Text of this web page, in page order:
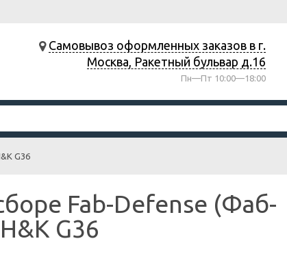
Самовывоз оформленных заказов в г.
Москва, Ракетный бульвар д.16
Пн—Пт 10:00—18:00
G36
Fab-Defense (Фаб-
G36